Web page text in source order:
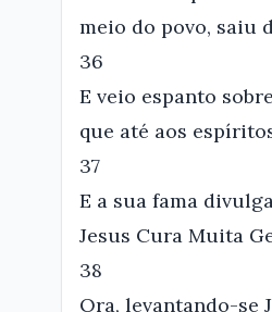
meio do povo, saiu
36
E veio espanto
que até aos
37
E a sua fama
Jesus Cura Muita
38
Ora, levantando-se